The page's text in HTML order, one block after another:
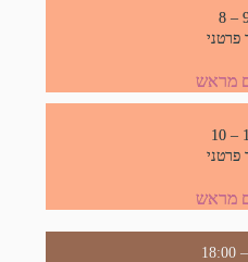
8 –
פרטני
מראש
10 –
פרטני
מראש
18:00